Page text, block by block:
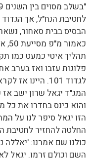
לחטיבת הנח"ל, אך
הבסיס בבית סאחור,
תהליך איטי כמעט כמו
המג"ד יגאל שרון ישב
והוא כינס בחדרו את כל
הזו יגאל סיפר לנו על
כולנו שם אמרנו:
השם וכולם זרמו. יגאל